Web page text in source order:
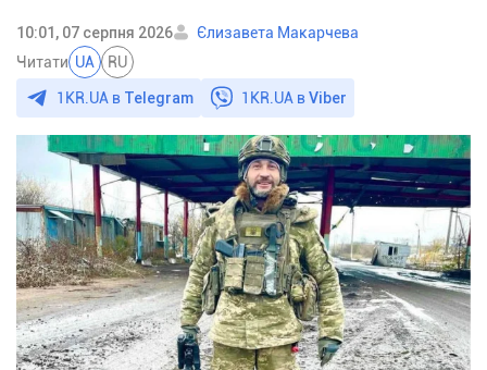
10:01, 07 серпня 2026
Єлизавета Макарчева
Читати UA RU
1KR.UA в Telegram 1KR.UA вViber